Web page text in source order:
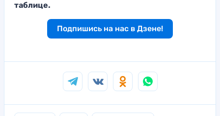
таблице.
Подпишись на нас в Дзене!